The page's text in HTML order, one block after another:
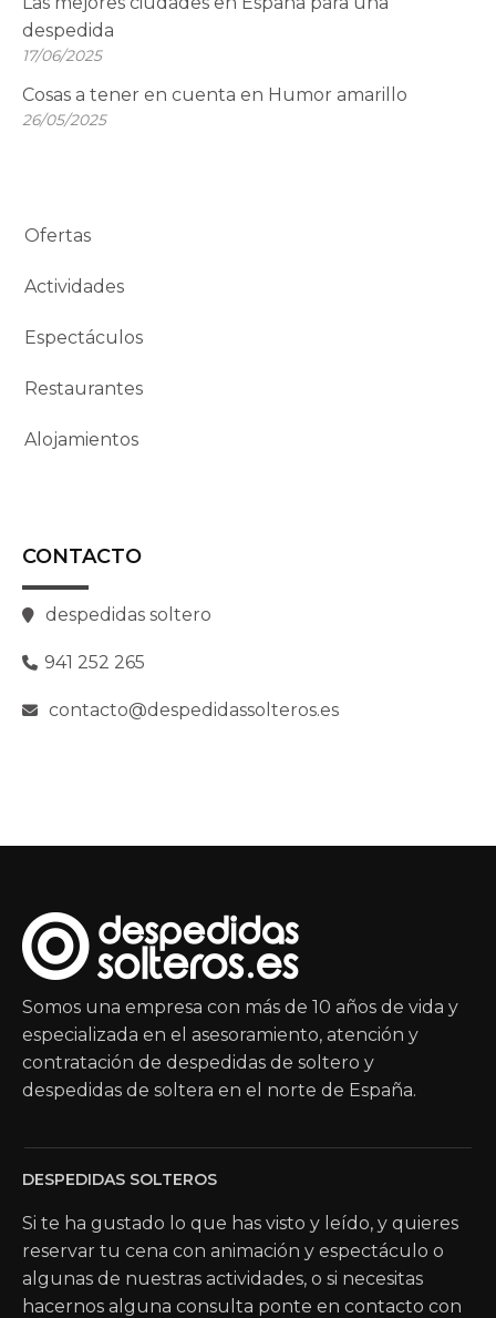
despedida
17/06/2025
Cosas a tener en cuenta en Humor amarillo
26/05/2025
Ofertas
Actividades
Espectáculos
Restaurantes
Alojamientos
CONTACTO
despedidas soltero
941 252 265
contacto@despedidassolteros.es
Somos una empresa con más de 10 años de vida y
especializada en el asesoramiento, atención y
contratación de despedidas de soltero y
despedidas de soltera en el norte de España.
DESPEDIDAS SOLTEROS
Si te ha gustado lo que has visto y leído, y quieres
reservar tu cena con animación y espectáculo o
algunas de nuestras actividades, o si necesitas
hacernos alguna consulta ponte en contacto con